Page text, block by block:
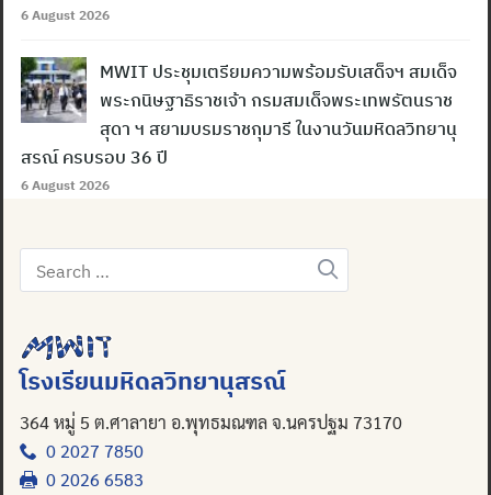
6 August 2026
MWIT ประชุมเตรียมความพร้อมรับเสด็จฯ สมเด็จ
พระกนิษฐาธิราชเจ้า กรมสมเด็จพระเทพรัตนราช
สุดา ฯ สยามบรมราชกุมารี ในงานวันมหิดลวิทยานุ
สรณ์ ครบรอบ 36 ปี
6 August 2026
Search
for:
โรงเรียนมหิดลวิทยานุสรณ์
364 หมู่ 5 ต.ศาลายา อ.พุทธมณฑล จ.นครปฐม 73170
0 2027 7850
0 2026 6583